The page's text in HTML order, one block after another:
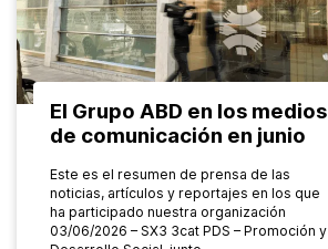
El Grupo ABD en los medios
de comunicación en junio
Este es el resumen de prensa de las
noticias, artículos y reportajes en los que
ha participado nuestra organización
03/06/2026 – SX3 3cat PDS – Promoción y